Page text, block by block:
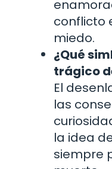
conflicto
miedo.
¿Qué
trágico
El
las
la idea
siempre